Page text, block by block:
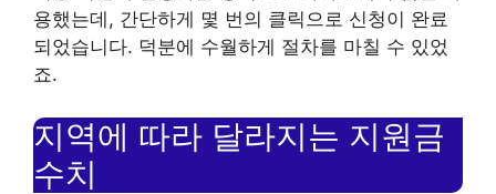
용했는데, 간단하게 몇 번의 클릭으로 신청이 완료
되었습니다. 덕분에 수월하게 절차를 마칠 수 있었
죠.
지역에 따라 달라지는 지원금
수치